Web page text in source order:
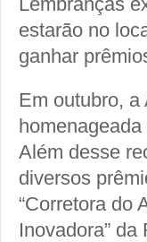
estarão no
ganhar
Em outubro,
homenageada
Além desse
diversos
“Corretora do
Inovadora” da